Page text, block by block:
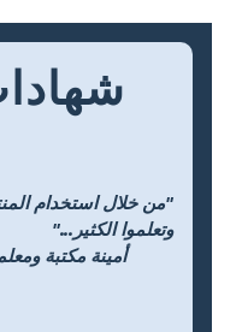
"من خلال استخدام
وتعلموا الكثير..."